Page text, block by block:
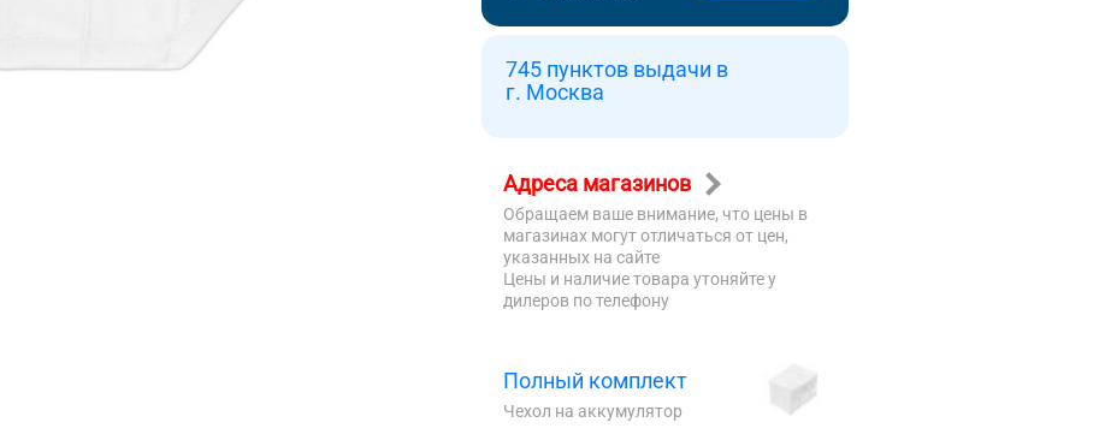
745 пунктов выдачи в
г. Москва
Адреса магазинов
Обращаем ваше внимание, что цены в
магазинах могут отличаться от цен,
указанных на сайте
Цены и наличие товара утоняйте у
дилеров по телефону
Полный комплект
Чехол на аккумулятор